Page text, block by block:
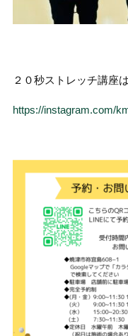
２０秒ストレッチ講座
https://instagram.com/